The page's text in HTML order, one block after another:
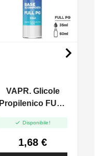
VAPR. Glicole
Propilenico FULL
 Disponibile!
1,68 €
